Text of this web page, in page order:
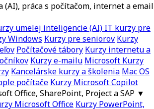
(AI), práca s počítačom, internet a email
umelej inteligencie (AI) IT kurzy pre
Windows Kurzy pre seniorov Kurzy
Počítačové tábory Kurzy internetu a
Kurzy e-mailu Microsoft Kurzy
Kancelárske kurzy a školenia Mac OS
počítače Kurzy Microsoft Copilot
Office, SharePoint, Project a SAP ▼
Microsoft Office Kurzy PowerPoint,